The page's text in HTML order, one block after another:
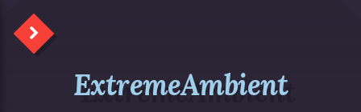
ExtremeAmbient